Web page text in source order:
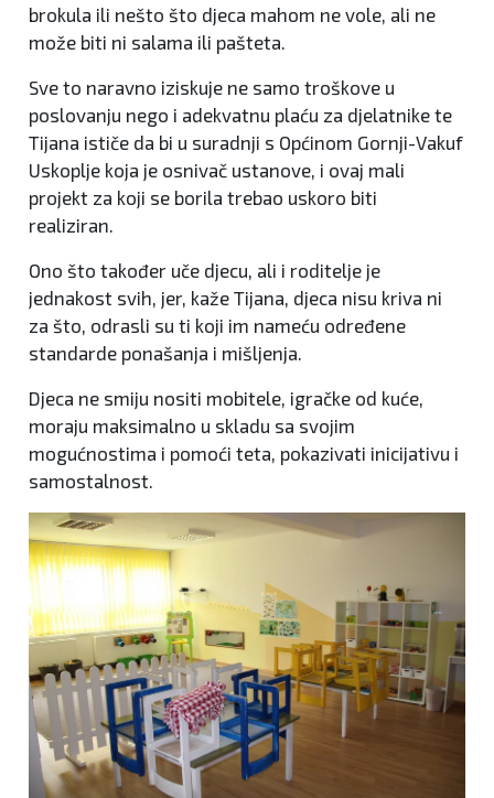
brokula ili nešto što djeca mahom ne vole, ali ne
može biti ni salama ili pašteta.
Sve to naravno iziskuje ne samo troškove u
poslovanju nego i adekvatnu plaću za djelatnike te
Tijana ističe da bi u suradnji s Općinom Gornji-Vakuf
Uskoplje koja je osnivač ustanove, i ovaj mali
projekt za koji se borila trebao uskoro biti
realiziran.
Ono što također uče djecu, ali i roditelje je
jednakost svih, jer, kaže Tijana, djeca nisu kriva ni
za što, odrasli su ti koji im nameću određene
standarde ponašanja i mišljenja.
Djeca ne smiju nositi mobitele, igračke od kuće,
moraju maksimalno u skladu sa svojim
mogućnostima i pomoći teta, pokazivati inicijativu i
samostalnost.